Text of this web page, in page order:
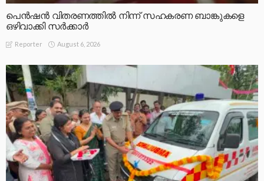
പെൻഷൻ വിതരണത്തിൽ നിന്ന് സഹകരണ ബാങ്കുകളെ
ഒഴിവാക്കി സർക്കാർ
Reporter August 6, 2026